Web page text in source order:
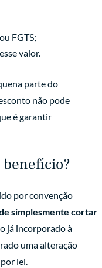
FGTS;
valor.
parte do
não pode
é garantir
benefício?
por convenção
simplesmente cortar
já incorporado à
uma alteração
lei.